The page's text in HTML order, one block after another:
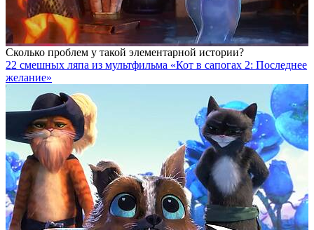
Сколько проблем у такой элементарной истории?
22 смешных ляпа из мультфильма «Кот в сапогах 2: Последнее
желание»